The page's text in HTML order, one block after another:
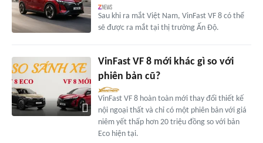
Sau khi ra mắt Việt Nam, VinFast VF 8 có thể
sẽ được ra mắt tại thị trường Ấn Độ.
VinFast VF 8 mới khác gì so với
phiên bản cũ?
VinFast VF 8 hoàn toàn mới thay đổi thiết kế
nội ngoại thất và chỉ có một phiên bản với giá
niêm yết thấp hơn 20 triệu đồng so với bản
Eco hiện tại.